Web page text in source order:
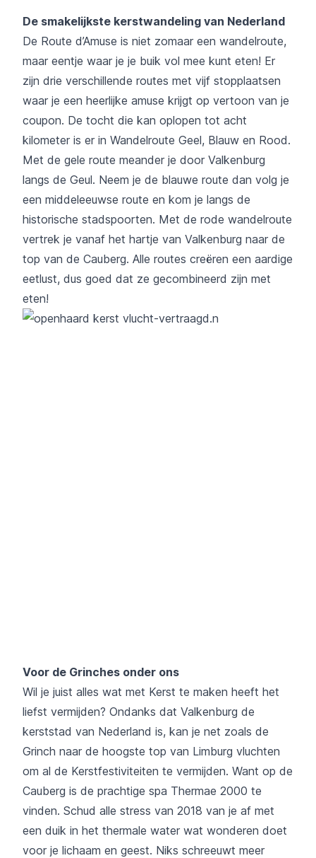
De smakelijkste kerstwandeling van Nederland
De Route d’Amuse is niet zomaar een wandelroute,
maar eentje waar je je buik vol mee kunt eten! Er
zijn drie verschillende routes met vijf stopplaatsen
waar je een heerlijke amuse krijgt op vertoon van je
coupon. De tocht die kan oplopen tot acht
kilometer is er in Wandelroute Geel, Blauw en Rood.
Met de gele route meander je door Valkenburg
langs de Geul. Neem je de blauwe route dan volg je
een middeleeuwse route en kom je langs de
historische stadspoorten. Met de rode wandelroute
vertrek je vanaf het hartje van Valkenburg naar de
top van de Cauberg. Alle routes creëren een aardige
eetlust, dus goed dat ze gecombineerd zijn met
eten!
Voor de Grinches onder ons
Wil je juist alles wat met Kerst te maken heeft het
liefst vermijden? Ondanks dat Valkenburg de
kerststad van Nederland is, kan je net zoals de
Grinch naar de hoogste top van Limburg vluchten
om al de Kerstfestiviteiten te vermijden. Want op de
Cauberg is de prachtige spa Thermae 2000 te
vinden. Schud alle stress van 2018 van je af met
een duik in het thermale water wat wonderen doet
voor je lichaam en geest. Niks schreeuwt meer